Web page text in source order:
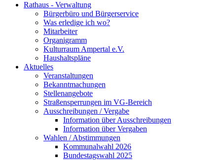
Rathaus - Verwaltung
Bürgerbüro und Bürgerservice
Was erledige ich wo?
Mitarbeiter
Organigramm
Kulturraum Ampertal e.V.
Haushaltspläne
Aktuelles
Veranstaltungen
Bekanntmachungen
Stellenangebote
Straßensperrungen im VG-Bereich
Ausschreibungen / Vergabe
Information über Ausschreibungen
Information über Vergaben
Wahlen / Abstimmungen
Kommunalwahl 2026
Bundestagswahl 2025